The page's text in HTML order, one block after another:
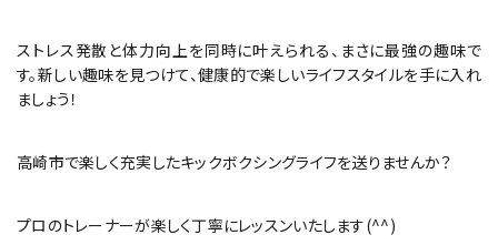
ストレス発散と体力向上を同時に叶えられる、まさに最強の趣味で
す。新しい趣味を見つけて、健康的で楽しいライフスタイルを手に入れ
ましょう！
高崎市で楽しく充実したキックボクシングライフを送りませんか？
プロのトレーナーが楽しく丁寧にレッスンいたします(^^)